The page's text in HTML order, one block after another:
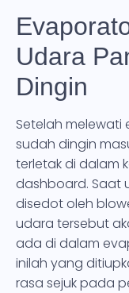
Udara
Dingin
Setelah melewati
sudah dingin
terletak di dalam
dashboard. Saat
disedot oleh
udara tersebut
ada di dalam
inilah yang
rasa sejuk pada